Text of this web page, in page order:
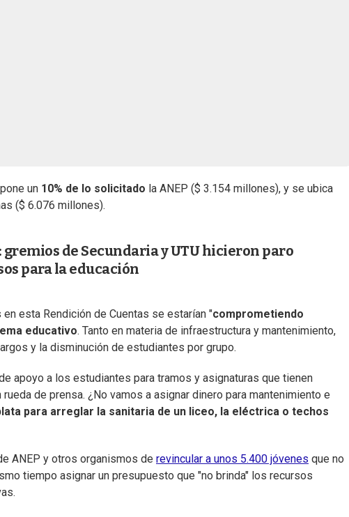
un 10% de lo solicitado la ANEP ($ 3.154 millones), y se ubica
($ 6.076 millones).
gremios de Secundaria y UTU hicieron paro
para la educación
esta Rendición de Cuentas se estarían "comprometiendo
educativo. Tanto en materia de infraestructura y mantenimiento,
y la disminución de estudiantes por grupo.
apoyo a los estudiantes para tramos y asignaturas que tienen
de prensa. ¿No vamos a asignar dinero para mantenimiento e
para arreglar la sanitaria de un liceo, la eléctrica o techos
ANEP y otros organismos de revincular a unos 5.400 jóvenes que no
tiempo asignar un presupuesto que "no brinda" los recursos